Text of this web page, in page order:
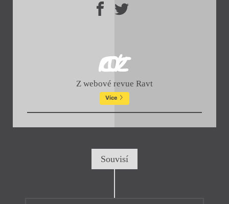
Z webové revue Ravt
Více
Souvisí